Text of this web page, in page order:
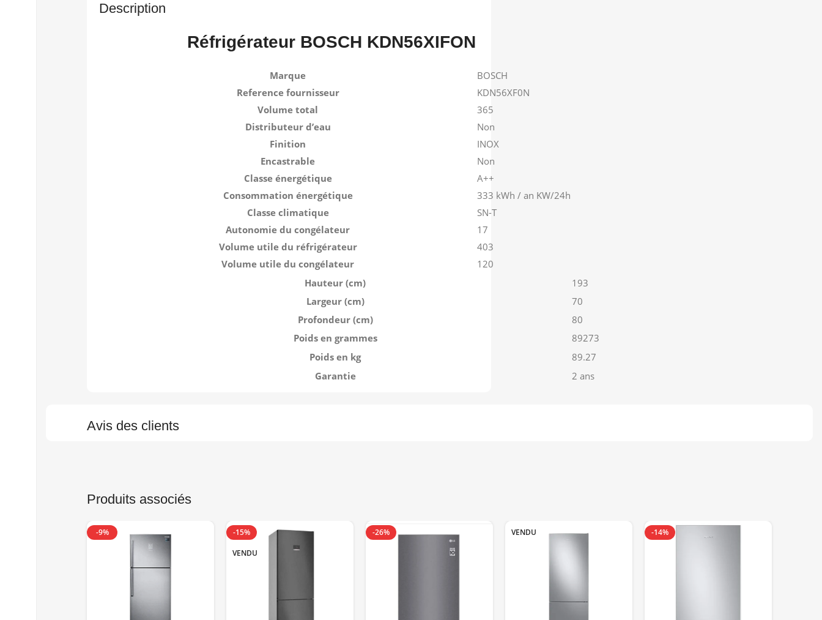
Description
Réfrigérateur BOSCH KDN56XIFON
Marque
BOSCH
Reference fournisseur
KDN56XF0N
Volume total
365
Distributeur d’eau
Non
Finition
INOX
Encastrable
Non
Classe énergétique
A++
Consommation énergétique
333 kWh / an KW/24h
Classe climatique
SN-T
Autonomie du congélateur
17
Volume utile du réfrigérateur
403
Volume utile du congélateur
120
Hauteur (cm)
193
Largeur (cm)
70
Profondeur (cm)
80
Poids en grammes
89273
Poids en kg
89.27
Garantie
2 ans
Avis des clients
Produits associés
-9%
-15%
VENDU
-26% VENDU -14%